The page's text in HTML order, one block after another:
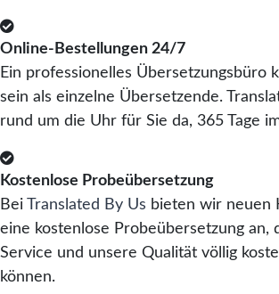
Online-Bestellungen 24/7
Ein professionelles Übersetzungsbüro
sein als einzelne Übersetzende.
rund um die Uhr für Sie da, 365 Tage
Kostenlose Probeübersetzung
Bei Translated By Us bieten wir neuen
eine kostenlose Probeübersetzung an,
Service und unsere Qualität völlig
können.